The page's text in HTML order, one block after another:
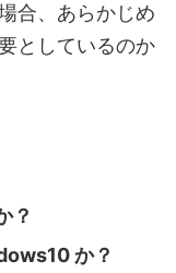
合、あらかじめ
としているのか
？
か？